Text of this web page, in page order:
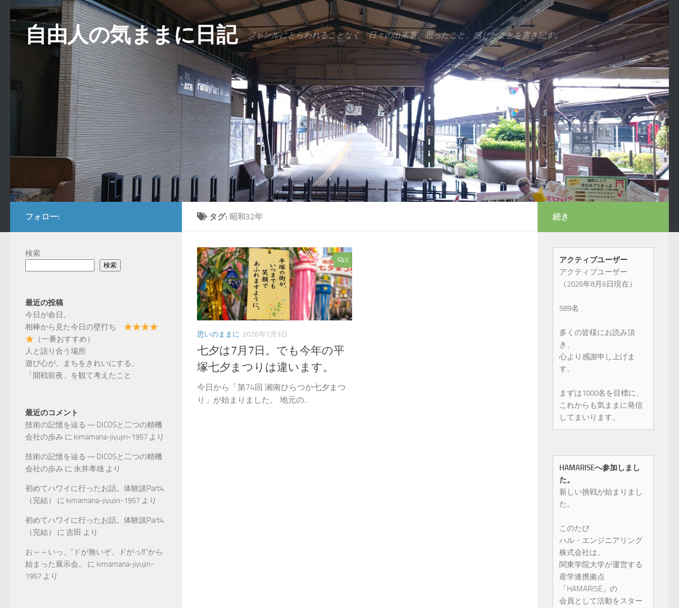
コンテンツへスキップ
自由人の気ままに日記 ジャンルにとらわれることなく、日々の出来事、思ったこと、感じたことを書き記す。
タグ: 昭和32年
0
思いのままに 2026年7月3日
七夕は7月7日。でも今年の平
塚七夕まつりは違います。
今日から「第74回 湘南ひらつか七夕まつ
り」が始まりました。 地元の...
フォロー:
検索
検索
最近の投稿
今日が命日。
相棒から見た今日の壁打ち
（一番おすすめ）
人と語り合う場所
遊び心が、まちをきれいにする。
「開戦前夜」を観て考えたこと
最近のコメント
技術の記憶を辿る ― DICOSと二つの精機
会社の歩み に kimamana-jiyujin-1957 より
技術の記憶を辿る ― DICOSと二つの精機
会社の歩み に 永井孝雄 より
初めてハワイに行ったお話。体験談Part4.
（完結）
に kimamana-jiyujin-1957 より
初めてハワイに行ったお話。体験談Part4.
（完結）
に 吉田 より
お～～いっ、”ドが無いぞ、ドがっ‼”から
始まった展示会。
に kimamana-jiyujin-
1957 より
続き
アクティブユーザー
アクティブユーザー
（2026年8月6日現在）
589名
多くの皆様にお読み頂
き、
心より感謝申し上げま
す。
まずは1000名を目標に、
これからも気ままに発信
してまいります。
HAMARISEへ参加しまし
た。
新しい挑戦が始まりまし
た。
このたび
ハル・エンジニアリング
株式会社は、
関東学院大学が運営する
産学連携拠点
「HAMARISE」の
会員として活動をスター